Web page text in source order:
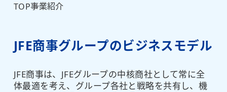
TOP事業紹介
JFE商事グループのビジネスモデル
JFE商事は、JFEグループの中核商社として常に全
体最適を考え、グループ各社と戦略を共有し、機